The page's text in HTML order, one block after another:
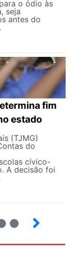
o ódio às
seja
antes do
fim
estado
(TJMG)
do
cívico-
A decisão foi